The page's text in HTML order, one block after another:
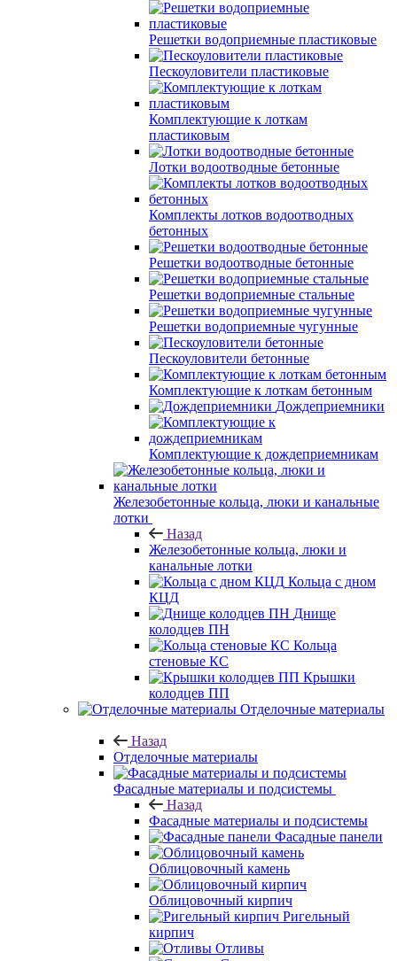
Решетки водоприемные пластиковые
Пескоуловители пластиковые
Комплектующие к лоткам
пластиковым
Лотки водоотводные бетонные
Комплекты лотков водоотводных
бетонных
Решетки водоотводные бетонные
Решетки водоприемные стальные
Решетки водоприемные чугунные
Пескоуловители бетонные
Комплектующие к лоткам бетонным
Дождеприемники
Комплектующие к дождеприемникам
Железобетонные кольца, люки и канальные
лотки
Назад
Железобетонные кольца, люки и
канальные лотки
Кольца с дном
КЦД
Днище
колодцев ПН
Кольца
стеновые КС
Крышки
колодцев ПП
Отделочные материалы
Назад
Отделочные материалы
Фасадные материалы и подсистемы
Назад
Фасадные материалы и подсистемы
Фасадные панели
Облицовочный камень
Облицовочный кирпич
Ригельный
кирпич
Отливы